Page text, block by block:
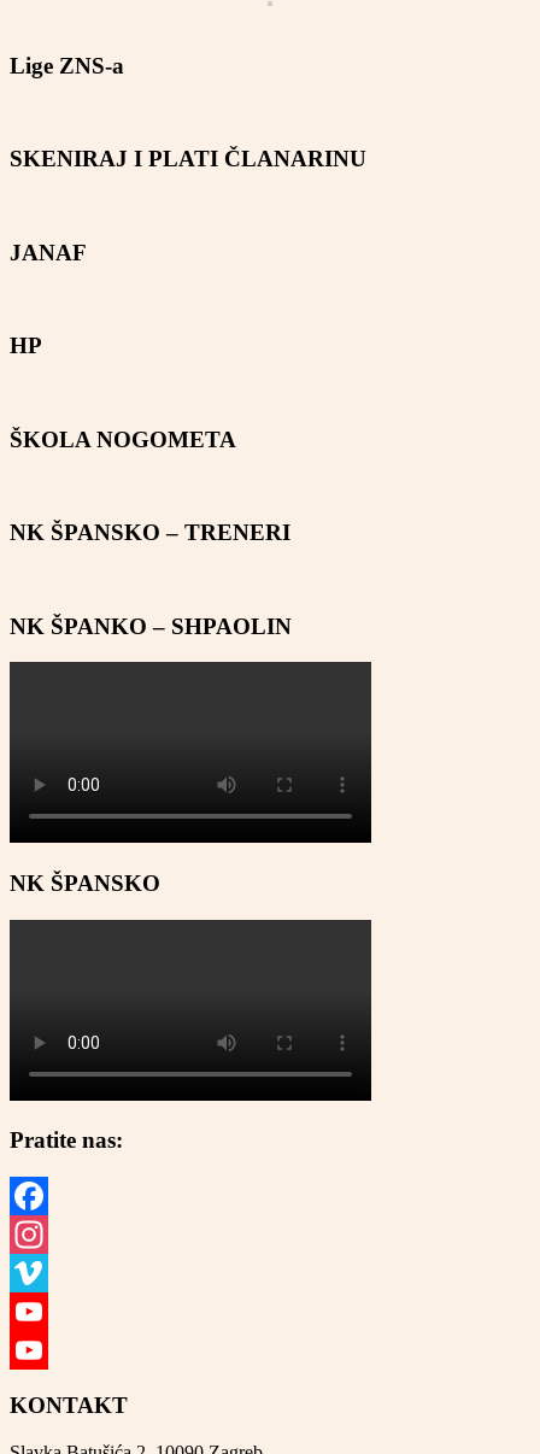
Lige ZNS-a
SKENIRAJ I PLATI ČLANARINU
JANAF
HP
ŠKOLA NOGOMETA
NK ŠPANSKO – TRENERI
NK ŠPANKO – SHPAOLIN
NK ŠPANSKO
Pratite nas:
Facebook
Instagram
Vimeo
YouTube
KONTAKT